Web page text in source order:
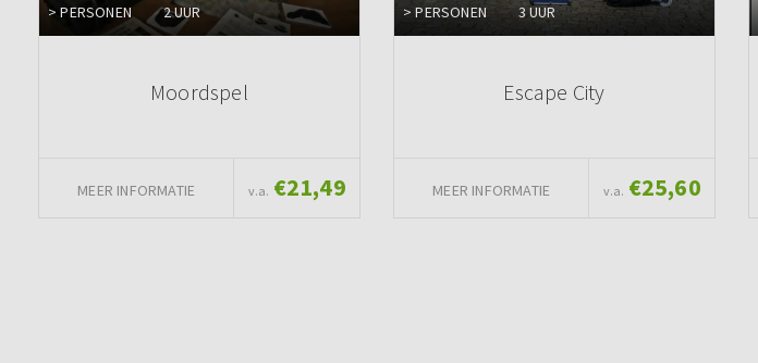
> PERSONEN 2 UUR
Moordspel
MEER INFORMATIE v.a. €21,49
> PERSONEN 3 UUR
Escape City
MEER INFORMATIE v.a. €25,60